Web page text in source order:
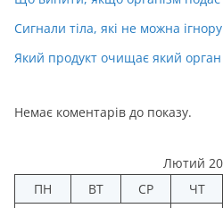
Сигнали тіла, які не можна
Який продукт очищає який орган
Немає коментарів до показу.
Лютий
ПН
ВТ СР ЧТ